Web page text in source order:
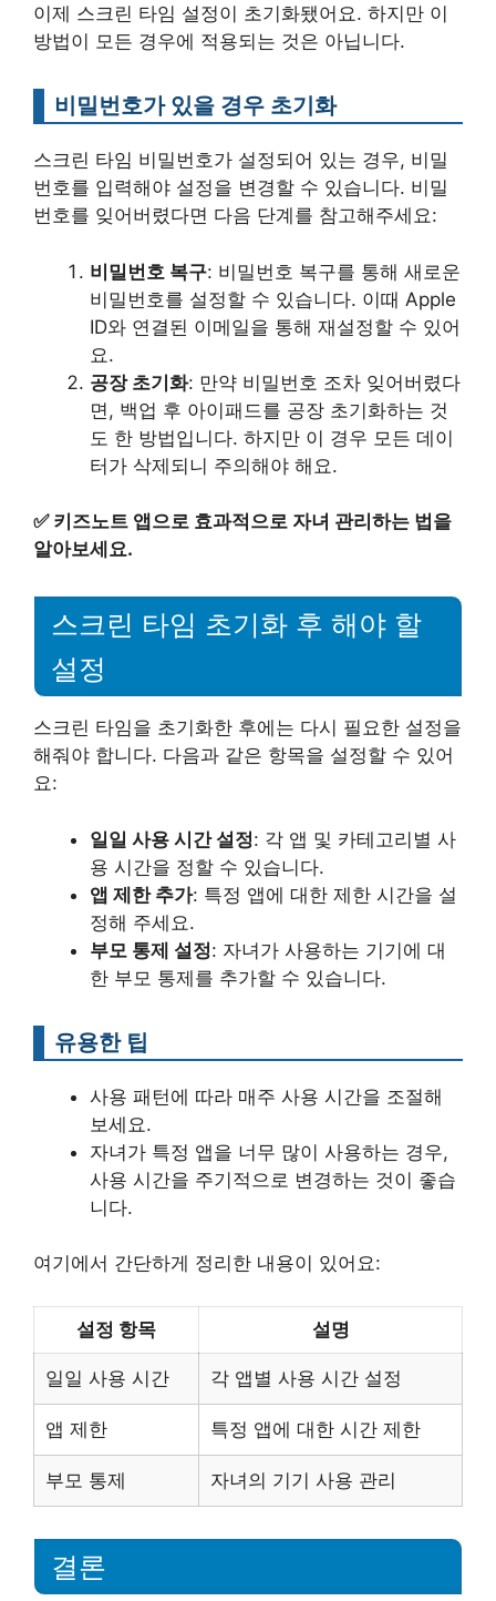
이제 스크린 타임 설정이 초기화됐어요. 하지만 이
방법이 모든 경우에 적용되는 것은 아닙니다.
비밀번호가 있을 경우 초기화
스크린 타임 비밀번호가 설정되어 있는 경우, 비밀
번호를 입력해야 설정을 변경할 수 있습니다. 비밀
번호를 잊어버렸다면 다음 단계를 참고해주세요:
비밀번호 복구: 비밀번호 복구를 통해 새로운
비밀번호를 설정할 수 있습니다. 이때 Apple
ID와 연결된 이메일을 통해 재설정할 수 있어
요.
공장 초기화: 만약 비밀번호 조차 잊어버렸다
면, 백업 후 아이패드를 공장 초기화하는 것
도 한 방법입니다. 하지만 이 경우 모든 데이
터가 삭제되니 주의해야 해요.
✅ 키즈노트 앱으로 효과적으로 자녀 관리하는 법을
알아보세요.
스크린 타임 초기화 후 해야 할
설정
스크린 타임을 초기화한 후에는 다시 필요한 설정을
해줘야 합니다. 다음과 같은 항목을 설정할 수 있어
요:
일일 사용 시간 설정: 각 앱 및 카테고리별 사
용 시간을 정할 수 있습니다.
앱 제한 추가: 특정 앱에 대한 제한 시간을 설
정해 주세요.
부모 통제 설정: 자녀가 사용하는 기기에 대
한 부모 통제를 추가할 수 있습니다.
유용한 팁
사용 패턴에 따라 매주 사용 시간을 조절해
보세요.
자녀가 특정 앱을 너무 많이 사용하는 경우,
사용 시간을 주기적으로 변경하는 것이 좋습
니다.
여기에서 간단하게 정리한 내용이 있어요:
설정 항목 설명
일일 사용 시간 각 앱별 사용 시간 설정
앱 제한 특정 앱에 대한 시간 제한
부모 통제 자녀의 기기 사용 관리
결론